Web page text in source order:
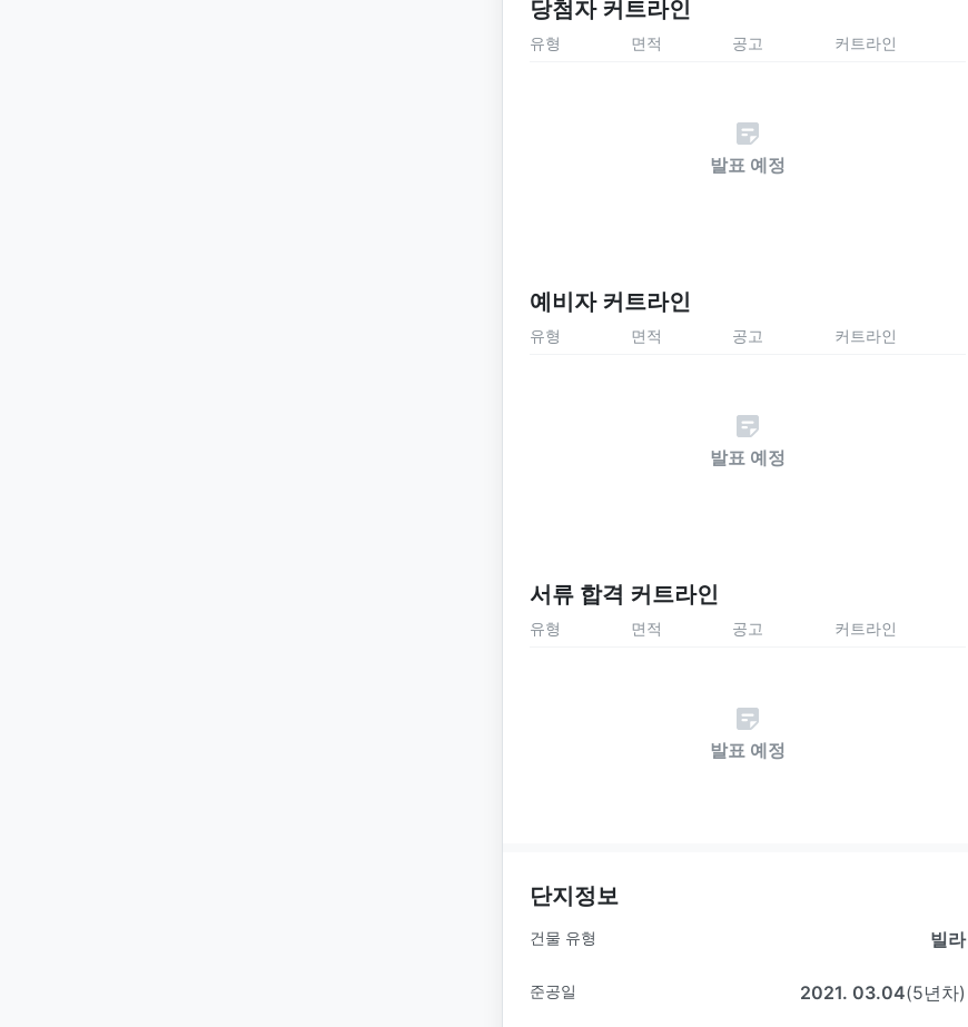
당첨자 커트라인
유형 면적 공고 커트라인
발표 예정
예비자 커트라인
유형 면적 공고 커트라인
발표 예정
서류 합격 커트라인
유형 면적 공고 커트라인
발표 예정
단지정보
건물 유형 빌라
준공일 2021. 03.04(5년차)